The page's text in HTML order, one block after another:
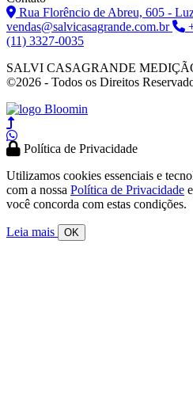
Rua Florêncio de Abreu, 605 -
vendas@salvicasagrande.com.br
(11) 3327-0035
SALVI CASAGRANDE
©2026 - Todos os Direitos
Política de Privacidade
Utilizamos cookies essenciais e
com a nossa Política de Privacidade
você concorda com estas condições.
Leia mais OK